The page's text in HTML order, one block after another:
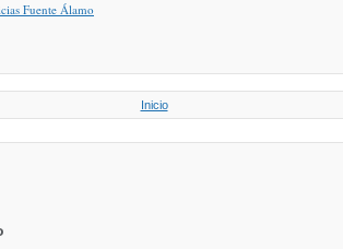
Fuente Álamo
Inicio